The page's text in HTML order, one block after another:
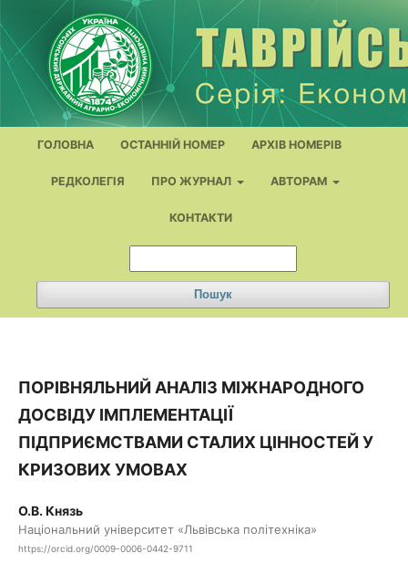
ГОЛОВНА ОСТАННІЙ НОМЕР АРХІВ НОМЕРІВ
РЕДКОЛЕГІЯ ПРО ЖУРНАЛ АВТОРАМ
КОНТАКТИ
Пошук
ПОРІВНЯЛЬНИЙ АНАЛІЗ МІЖНАРОДНОГО
ДОСВІДУ ІМПЛЕМЕНТАЦІЇ
ПІДПРИЄМСТВАМИ СТАЛИХ ЦІННОСТЕЙ У
КРИЗОВИХ УМОВАХ
О.В. Князь
Національний університет «Львівська політехніка»
https://orcid.org/0009-0006-0442-9711